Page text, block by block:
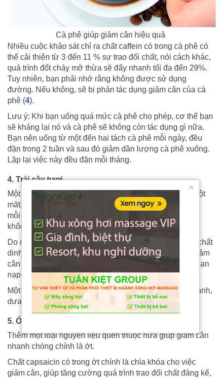
×
Cà phê giúp giảm cân hiệu quả
Nhiều cuộc khảo sát chỉ ra chất caffein có trong cà phê có
thể cải thiện từ 3 đến 11 % sự trao đổi chất, nói cách khác,
quá trình đốt cháy mỡ thừa sẽ đẩy nhanh tối đa đến 29%.
Tuy nhiên, bạn phải nhớ rằng không được sử dụng
đường. Nếu không, sẽ bị phản tác dụng giảm cân của cà
phê (4).
Lưu ý: Khi bạn uống quá mức cà phê cho phép, cơ thể bạn
sẽ kháng lại nó và cà phê sẽ không còn tác dụng gì nữa.
Bạn nên uống từ một đến hai tách cà phê mỗi ngày, đều
đặn trong 2 tuần và sau đó giảm dần lượng cà phê xuống.
Lặp lại việc này đều đặn mỗi tháng.
4. Trái cây tươi
Một vài người đang cảm thấy tiến thoái lưỡng nan vì một
mặt, họ không thể chống lại cơn đói bằng việc chỉ uống
mỗi nước không. Mặt khác, các loại thực phẩm khác sẽ
không có tác dụng tích cực đến việc giảm cân.
Do đó, các loại trái cây có chứa nhiều nước và những chất
dinh dưỡng thiết yếu khác là sự lựa chọn tốt nhất để giảm
cân nhanh chóng. Chúng sẽ giúp hạn chế lượng calo bạn
nạp vào cơ thể mà vẫn cảm thấy no.
Một số loại trái cây được khuyến khích ăn: cà chua, chanh,
dưa chuột hoặc rau xà lách.
5. Ớt
Thêm một loại nguyên liệu quen thuộc nữa giúp giảm cân
nhanh chóng chính là ớt.
Chất capsaicin có trong ớt chính là chìa khóa cho việc
giảm cân, giúp tăng cường quá trình trao đổi chất đáng kể,